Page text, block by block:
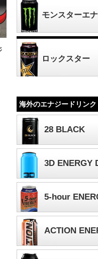
モンスターエ
ロックスター
海外のエナジードリンク
28 BLACK
3D ENERGY
5-hour
ACTION